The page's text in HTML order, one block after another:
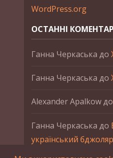
WordPress.org
ОСТАННІ
Ганна Черкаська до
Ганна Черкаська до
Alexander Apalkowдо
Ганна Черкаська до
український бджоляр